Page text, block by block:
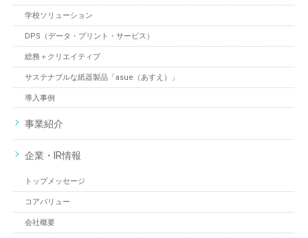
学校ソリューション
DPS（データ・プリント・サービス）
総務＋クリエイティブ
サステナブルな紙器製品「asue（あすえ）」
導入事例
事業紹介
企業・IR情報
トップメッセージ
コアバリュー
会社概要